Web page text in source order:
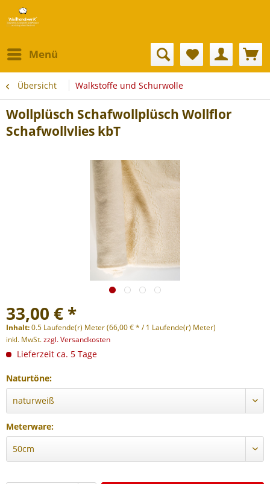
Menü
Übersicht Walkstoffe und Schurwolle
Wollplüsch Schafwollplüsch Wollflor
Schafwollvlies kbT
33,00 € *
Inhalt:0.5 Laufende(r) Meter (66,00 € * / 1 Laufende(r) Meter)
inkl. MwSt.zzgl. Versandkosten
Lieferzeit ca. 5 Tage
Naturtöne:
Meterware: